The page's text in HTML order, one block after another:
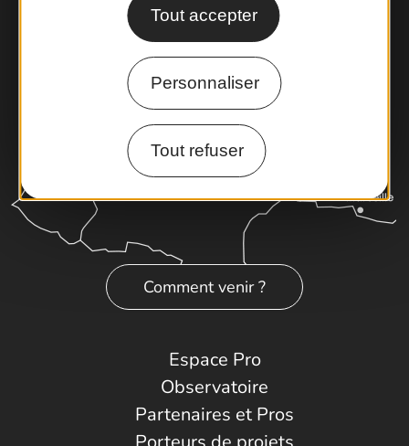
Tout accepter
Personnaliser
Tout refuser
Comment venir ?
Espace Pro
Observatoire
Partenaires et Pros